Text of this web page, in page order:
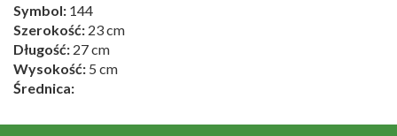
Symbol: 144
Szerokość: 23 cm
Długość: 27 cm
Wysokość: 5 cm
Średnica: